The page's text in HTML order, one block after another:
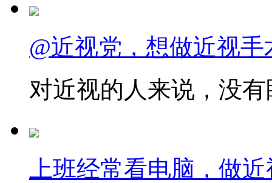
@近视党，想做近视
对近视的人来说，没
上班经常看电脑，做